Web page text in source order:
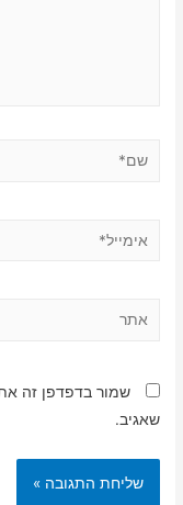
שמור בדפדפן זה
שאגיב.